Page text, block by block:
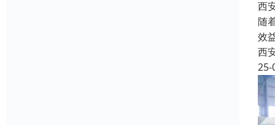
西
随
效
西
25-